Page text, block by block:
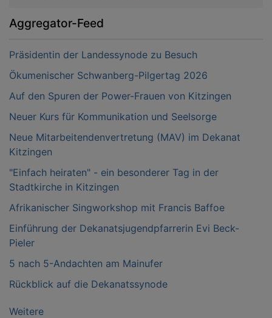
Aggregator-Feed
Präsidentin der Landessynode zu Besuch
Ökumenischer Schwanberg-Pilgertag 2026
Auf den Spuren der Power-Frauen von Kitzingen
Neuer Kurs für Kommunikation und Seelsorge
Neue Mitarbeitendenvertretung (MAV) im Dekanat
Kitzingen
"Einfach heiraten" - ein besonderer Tag in der
Stadtkirche in Kitzingen
Afrikanischer Singworkshop mit Francis Baffoe
Einführung der Dekanatsjugendpfarrerin Evi Beck-
Pieler
5 nach 5-Andachten am Mainufer
Rückblick auf die Dekanatssynode
Weitere